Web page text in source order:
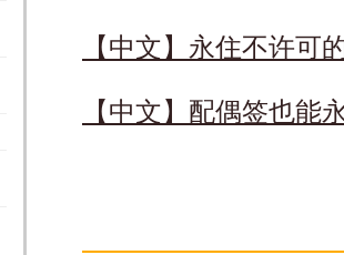
【中文】永住不许可
【中文】配偶签也能